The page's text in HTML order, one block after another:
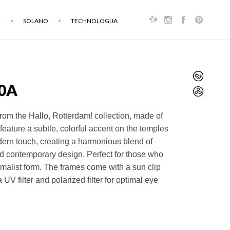
SOLANO TECHNOLOGIJA
the Hallo, Rotterdam! collection, made of
a subtle, colorful accent on the temples
touch, creating a harmonious blend of
contemporary design. Perfect for those who
form. The frames come with a sun clip
UV filter and polarized filter for optimal eye